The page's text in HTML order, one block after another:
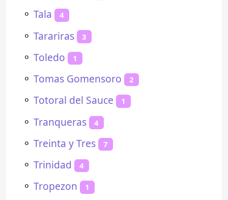
⚬ Tala 4
⚬ Tarariras 3
⚬ Toledo 1
⚬ Tomas Gomensoro 2
⚬ Totoral del Sauce 1
⚬ Tranqueras 4
⚬ Treinta y Tres 7
⚬ Trinidad 4
⚬ Tropezon 1